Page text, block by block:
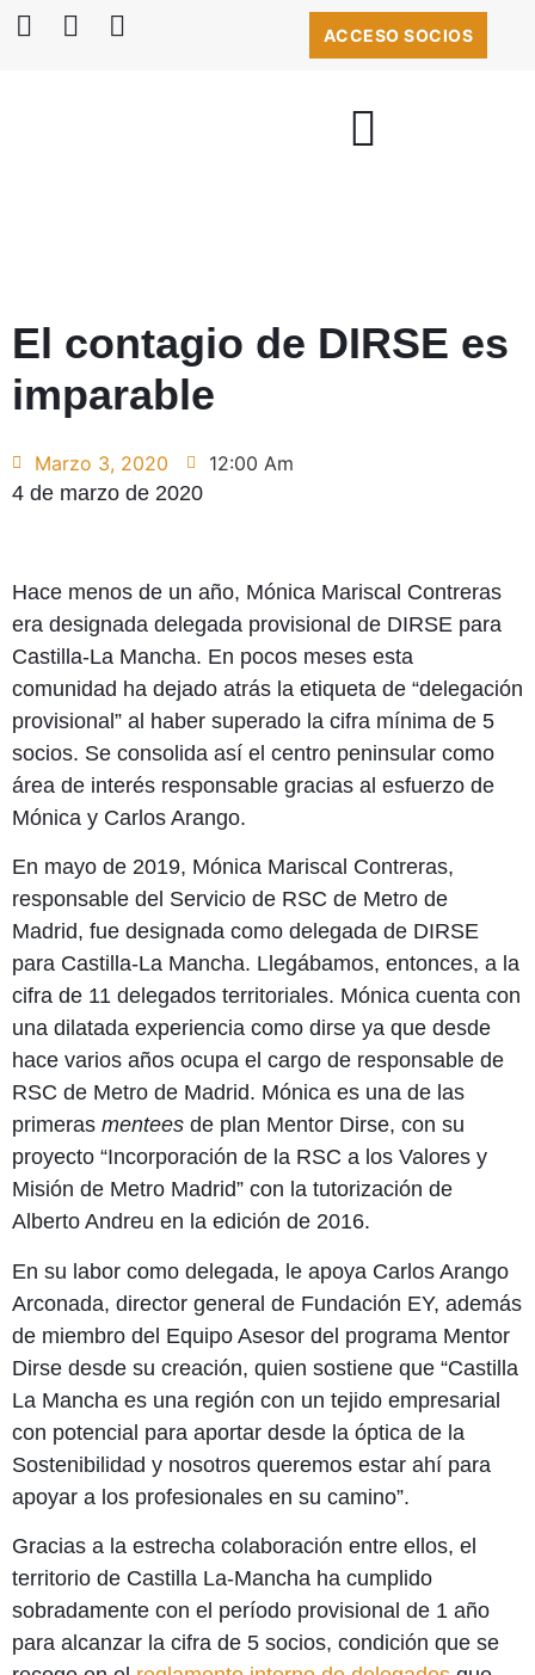
ACCESO SOCIOS
El contagio de DIRSE es
imparable
Marzo 3, 2020
12:00 Am
4 de marzo de 2020
Hace menos de un año, Mónica Mariscal Contreras
era designada delegada provisional de DIRSE para
Castilla-La Mancha. En pocos meses esta
comunidad ha dejado atrás la etiqueta de “delegación
provisional” al haber superado la cifra mínima de 5
socios. Se consolida así el centro peninsular como
área de interés responsable gracias al esfuerzo de
Mónica y Carlos Arango.
En mayo de 2019, Mónica Mariscal Contreras,
responsable del Servicio de RSC de Metro de
Madrid, fue designada como delegada de DIRSE
para Castilla-La Mancha. Llegábamos, entonces, a la
cifra de 11 delegados territoriales. Mónica cuenta con
una dilatada experiencia como dirse ya que desde
hace varios años ocupa el cargo de responsable de
RSC de Metro de Madrid. Mónica es una de las
primeras mentees de plan Mentor Dirse, con su
proyecto “Incorporación de la RSC a los Valores y
Misión de Metro Madrid” con la tutorización de
Alberto Andreu en la edición de 2016.
En su labor como delegada, le apoya Carlos Arango
Arconada, director general de Fundación EY, además
de miembro del Equipo Asesor del programa Mentor
Dirse desde su creación, quien sostiene que “Castilla
La Mancha es una región con un tejido empresarial
con potencial para aportar desde la óptica de la
Sostenibilidad y nosotros queremos estar ahí para
apoyar a los profesionales en su camino”.
Gracias a la estrecha colaboración entre ellos, el
territorio de Castilla La-Mancha ha cumplido
sobradamente con el período provisional de 1 año
para alcanzar la cifra de 5 socios, condición que se